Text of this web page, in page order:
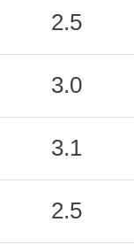
81
97
2.5
3.0
3.1
2.5